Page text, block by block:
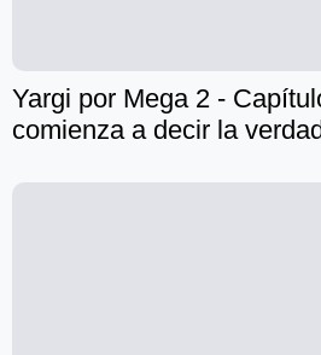
Yargi por Mega 2 -
comienza a decir la